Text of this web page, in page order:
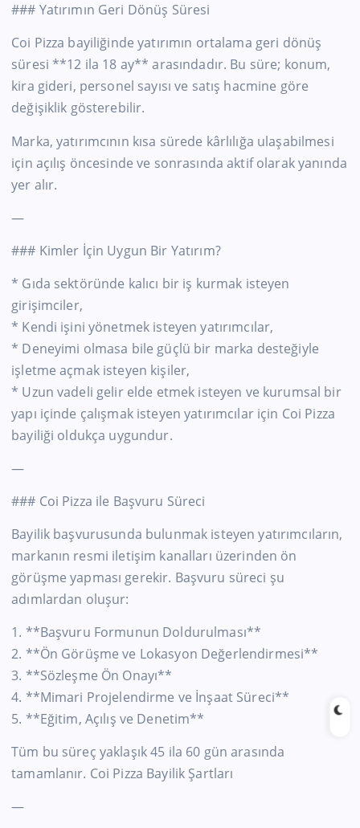
### Yatırımın Geri Dönüş Süresi
Coi Pizza bayiliğinde yatırımın ortalama geri dönüş
süresi **12 ila 18 ay** arasındadır. Bu süre; konum,
kira gideri, personel sayısı ve satış hacmine göre
değişiklik gösterebilir.
Marka, yatırımcının kısa sürede kârlılığa ulaşabilmesi
için açılış öncesinde ve sonrasında aktif olarak yanında
yer alır.
—
### Kimler İçin Uygun Bir Yatırım?
* Gıda sektöründe kalıcı bir iş kurmak isteyen
girişimciler,
* Kendi işini yönetmek isteyen yatırımcılar,
* Deneyimi olmasa bile güçlü bir marka desteğiyle
işletme açmak isteyen kişiler,
* Uzun vadeli gelir elde etmek isteyen ve kurumsal bir
yapı içinde çalışmak isteyen yatırımcılar için Coi Pizza
bayiliği oldukça uygundur.
—
### Coi Pizza ile Başvuru Süreci
Bayilik başvurusunda bulunmak isteyen yatırımcıların,
markanın resmi iletişim kanalları üzerinden ön
görüşme yapması gerekir. Başvuru süreci şu
adımlardan oluşur:
1. **Başvuru Formunun Doldurulması**
2. **Ön Görüşme ve Lokasyon Değerlendirmesi**
3. **Sözleşme Ön Onayı**
4. **Mimari Projelendirme ve İnşaat Süreci**
5. **Eğitim, Açılış ve Denetim**
Tüm bu süreç yaklaşık 45 ila 60 gün arasında
tamamlanır. Coi Pizza Bayilik Şartları
—